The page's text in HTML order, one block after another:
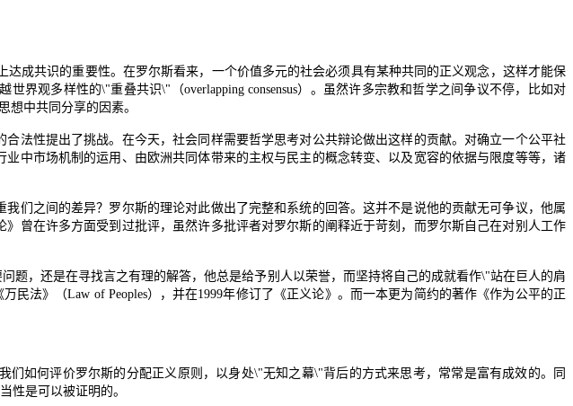
达成共识的重要性。在罗尔斯看来，一个价值多元的社会必须具有某种共同的正义观念，这样才能保
世界观多样性的\"重叠共识\" （overlapping consensus）。虽然许多宗教和哲学之间争议不停，比如对
想中共同分享的因素。
性提出了挑战。在今天，社会同样需要哲学思考对公共辩论做出这样的贡献。对确立一个公平社
中市场机制的运用、由欧洲共同体带来的主权与民主的概念转变、以及宽容的依据与限度等等，诸
之间的差异？罗尔斯的理论对此做出了完整和系统的回答。这并不是说他的贡献无可争议，他属
曾在许多方面受到过批评，虽然许多批评者对罗尔斯的阐释近于苛刻，而罗尔斯自己在对别人工作
，还是在寻找言之有理的解答，他总是给予别人以荣誉，而坚持将自己的成就看作\"站在巨人的肩
万民法》（Law of Peoples），并在1999年修订了《正义论》。而一本更为简约的著作《作为公平的正
如何评价罗尔斯的分配正义原则，以身处\"无知之幕\"背后的方式来思考，常常是富有成效的。同
性是可以被证明的。